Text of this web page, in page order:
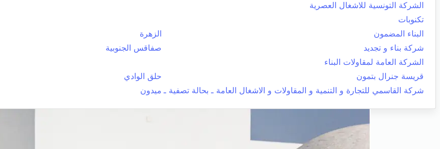
الشركة التونسية للاشغال العصرية
تكنوبات
البناء المضمون
الزهرة
شركة بناء و تجديد
صفاقس الجنوبية
الشركة العامة لمقاولات البناء
قريسة جنرال بتمون
حلق الوادي
شركة القاسمي للتجارة و التنمية و المقاولات و الاشغال العامة ـ بحالة تصفية ـ ميدون